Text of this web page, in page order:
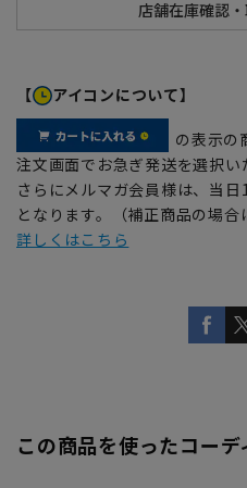
【 アイコンについて】
の表示の
注文画面でお急ぎ発送を選択い
さらにメルマガ会員様は、当
となります。（補正商品の場合
詳しくはこちら
この商品を使ったコーデ